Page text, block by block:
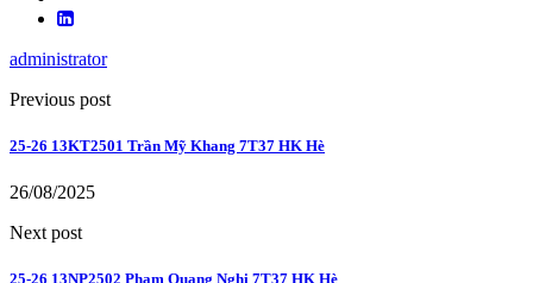
administrator
Previous post
25-26 13KT2501 Trần Mỹ Khang 7T37 HK Hè
26/08/2025
Next post
25-26 13NP2502 Phạm Quang Nghị 7T37 HK Hè